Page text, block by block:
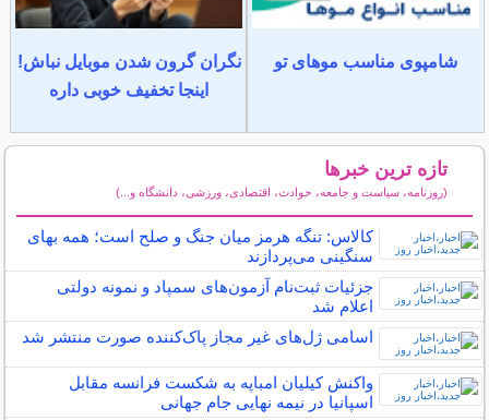
شامپوی مناسب موهای تو
نگران گرون شدن موبایل نباش!
اینجا تخفیف خوبی داره
تازه ترین خبرها
(روزنامه، سیاست و جامعه، حوادث، اقتصادی، ورزشی، دانشگاه و...)
کالاس: تنگه هرمز میان جنگ و صلح است؛ همه بهای
سنگینی می‌پردازند
جزئیات ثبت‌نام آزمون‌های سمپاد و نمونه دولتی
اعلام شد
اسامی ژل‌های غیر مجاز پاک‌کننده صورت منتشر شد
واکنش کیلیان امباپه به شکست فرانسه مقابل
اسپانیا در نیمه نهایی جام جهانی